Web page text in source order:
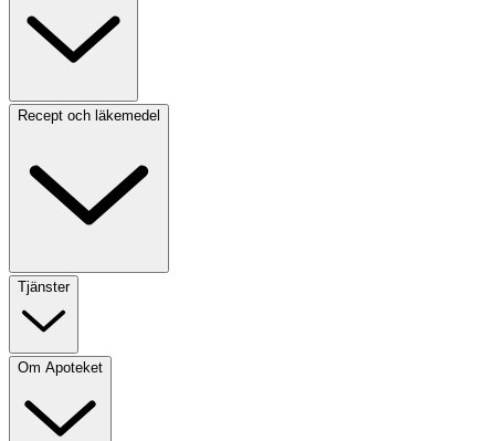
Recept och läkemedel
Tjänster
Om Apoteket